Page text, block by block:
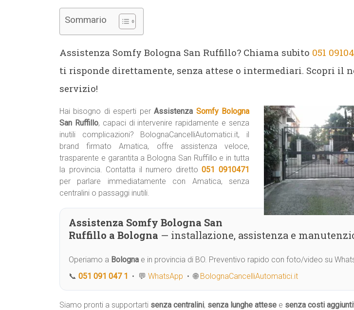
Sommario
Assistenza Somfy Bologna San Ruffillo? Chiama subito 051
ti risponde direttamente, senza attese o intermediari. Scopri il
servizio!
Hai bisogno di esperti perAssistenza Somfy Bologna
San Ruffillo, capaci di intervenire rapidamente e senza
inutili complicazioni? BolognaCancelliAutomatici.it, il
brand firmato Amatica, offre assistenza veloce,
trasparente e garantita a Bologna San Ruffillo e in tutta
la provincia. Contatta il numero diretto051 0910471
per parlare immediatamente con Amatica, senza
centralini o passaggi inutili.
Assistenza Somfy Bologna San
Ruffillo a Bologna — installazione, assistenza e
Operiamo a Bologna e in provincia di BO. Preventivo rapido con foto/video su
📞 051 091 047 1 • 💬 WhatsApp • 🌐 BolognaCancelliAutomatici.it
Siamo pronti a supportarti senza centralini, senza lunghe attese e senza costi